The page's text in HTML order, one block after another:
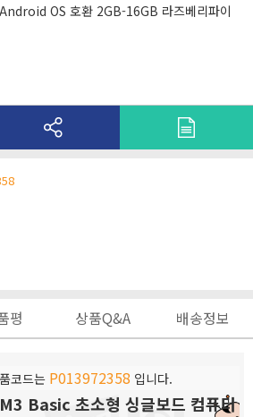
OS 호환 2GB-16GB 라즈베리파이
평 상품Q&A 배송정보
코드는 P013972358 입니다.
Basic 초소형 싱글보드 컴퓨터